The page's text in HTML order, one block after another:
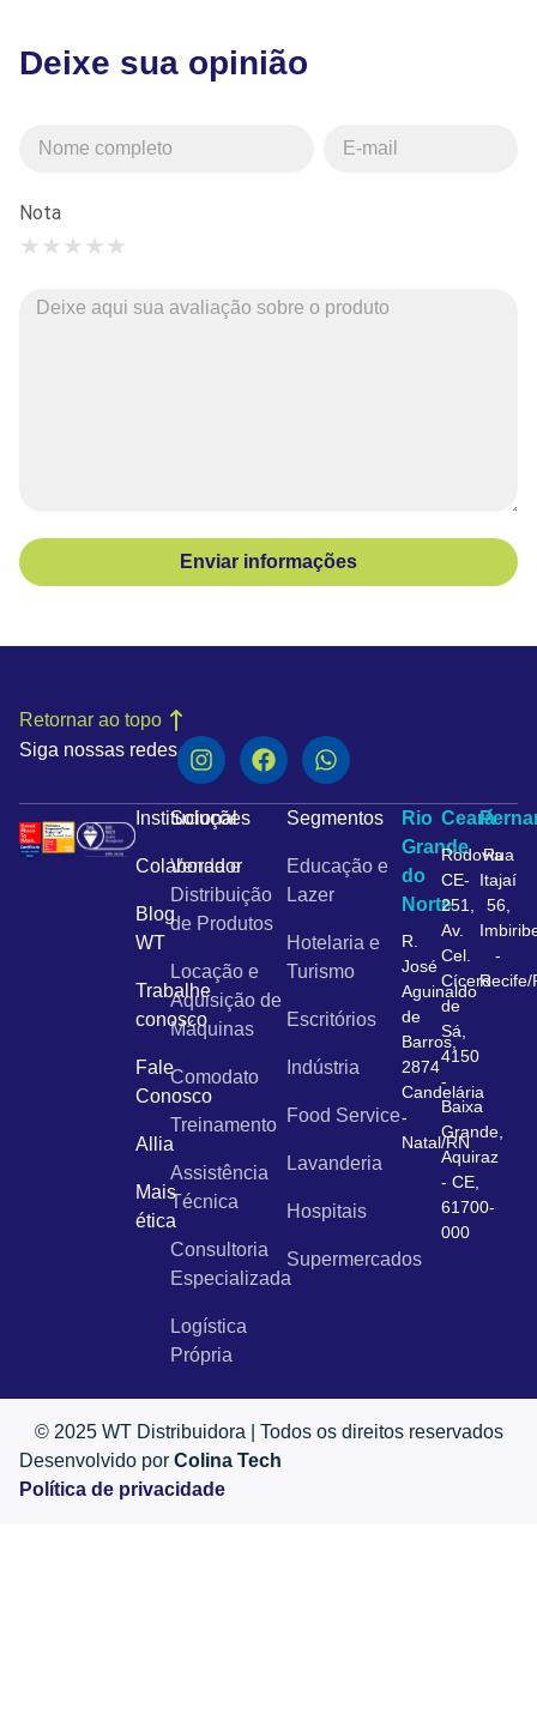
Deixe sua opinião
Nota
★
★
★
★
★
Enviar informações
Siga nossas redes
Retornar ao topo
Institucional
Colaborador
Blog
WT
Trabalhe
conosco
Fale
Conosco
Allia
Mais
ética
Soluções
Venda e
Distribuição
de Produtos
Locação e
Aquisição de
Máquinas
Comodato
Treinamento
Assistência
Técnica
Consultoria
Especializada
Logística
Própria
Segmentos
Educação e
Lazer
Hotelaria e
Turismo
Escritórios
Indústria
Food Service
Lavanderia
Hospitais
Supermercados
Rio
Grande
do
Norte
R.
José
Aguinaldo
de
Barros,
2874
Candelária
-
Natal/RN
Ceará
Rodovia
CE-
251,
Av.
Cel.
Cícero
de
Sá,
4150
-
Baixa
Grande,
Aquiraz
- CE,
61700-
000
Rua
Itajaí
56,
-
Recife/
© 2025 WT Distribuidora | Todos os direitos reservados
Desenvolvido por Colina Tech
Política de privacidade